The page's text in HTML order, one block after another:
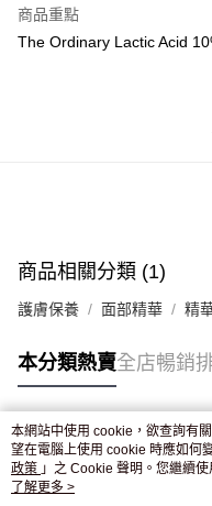
WeChat Pay
JD京東物流，訂單確認發貨
商品重點
The Ordinary Lactic Acid
商品相關分類 (1)
護膚保養 面部精華 精
本分類熱賣全店暢銷
熱門標籤
熱銷排行
本網站中使用 cookie，欲查詢有
望在電腦上使用 cookie 時應如何
政策 」之 Cookie 聲明。您繼續
條款之 Cookie 聲明使用 cookie。
了解更多 >